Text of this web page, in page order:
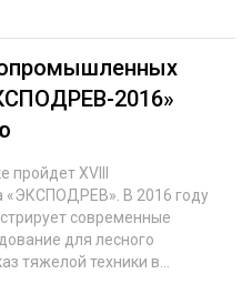
2016»
пройдет XVIII
«ЭКСПОДРЕВ». В 2016 году
современные
для лесного
тяжелой техники в...